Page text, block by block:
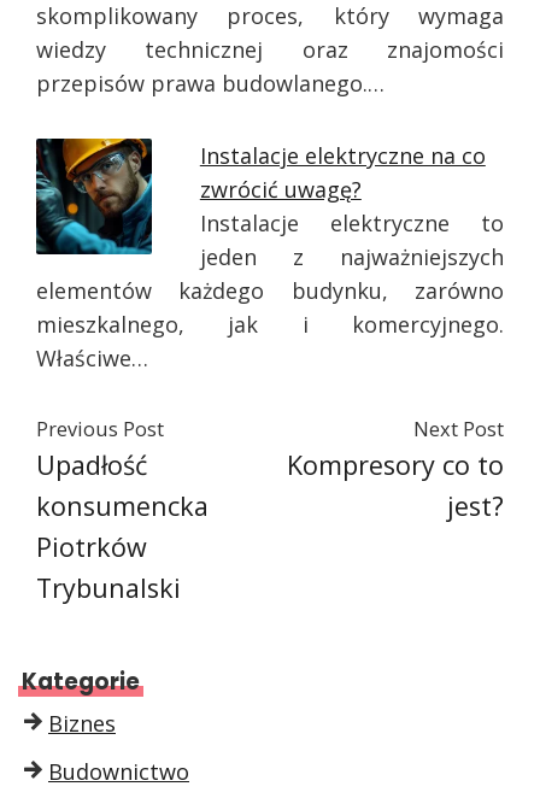
skomplikowany proces, który wymaga
wiedzy technicznej oraz znajomości
przepisów prawa budowlanego.…
Instalacje elektryczne na co
zwrócić uwagę?
Instalacje elektryczne to
jeden z najważniejszych
elementów każdego budynku, zarówno
mieszkalnego, jak i komercyjnego.
Właściwe…
Previous Post
Upadłość
konsumencka
Piotrków
Trybunalski
Next Post
Kompresory co to
jest?
Kategorie
Biznes
Budownictwo